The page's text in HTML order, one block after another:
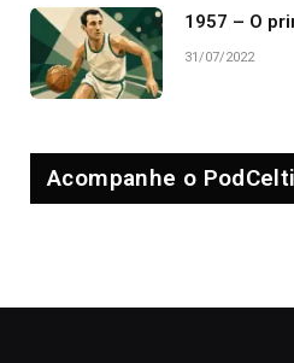
1957 – O
31/07/2022
Acompanhe o